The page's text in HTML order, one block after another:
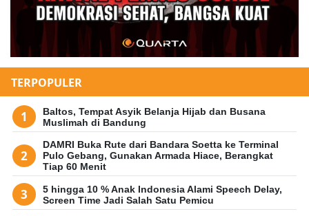
TERPOPULER
Baltos, Tempat Asyik Belanja Hijab dan Busana
Muslimah di Bandung
DAMRI Buka Rute dari Bandara Soetta ke Terminal
Pulo Gebang, Gunakan Armada Hiace, Berangkat
Tiap 60 Menit
5 hingga 10 % Anak Indonesia Alami Speech Delay,
Screen Time Jadi Salah Satu Pemicu